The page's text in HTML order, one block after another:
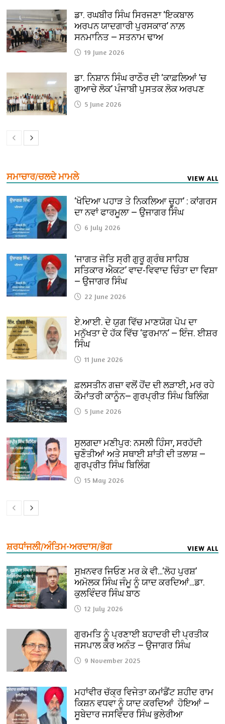
ਡਾ. ਰਘਬੀਰ ਸਿੰਘ ਸਿਰਜਣਾ ‘ਇਕਬਾਲ
ਅਰਪਨ ਯਾਦਗਾਰੀ ਪੁਰਸਕਾਰ’ ਨਾਲ਼
ਸਨਮਾਨਿਤ — ਸਤਨਾਮ ਢਾਅ
19 June 2026
ਡਾ. ਨਿਸ਼ਾਨ ਸਿੰਘ ਰਾਠੌਰ ਦੀ ‘ਕਾਫ਼ਲਿਆਂ ’ਚ
ਗੁਆਚੇ ਲੋਕ’ ਪੰਜਾਬੀ ਪੁਸਤਕ ਲੋਕ ਅਰਪਣ
5 June 2026
ਸਮਾਚਾਰ/ਚਲਦੇ ਮਾਮਲੇ VIEW ALL
‘ਖੋਦਿਆ ਪਹਾੜ ਤੇ ਨਿਕਲਿਆ ਚੂਹਾ’ : ਕਾਂਗਰਸ
ਦਾ ਨਵਾਂ ਫਾਰਮੂਲਾ — ਉਜਾਗਰ ਸਿੰਘ
6 July 2026
‘ਜਾਗਤ ਜੋਤਿ ਸ੍ਰੀ ਗੁਰੂ ਗ੍ਰੰਥ ਸਾਹਿਬ
ਸਤਿਕਾਰ ਐਕਟ’ ਵਾਦ-ਵਿਵਾਦ ਚਿੰਤਾ ਦਾ ਵਿਸ਼ਾ
— ਉਜਾਗਰ ਸਿੰਘ
22 June 2026
ਏ.ਆਈ. ਦੇ ਯੁਗ ਵਿੱਚ ਮਾਣਯੋਗ ਪੋਪ ਦਾ
ਮਨੁੱਖਤਾ ਦੇ ਹੱਕ ਵਿੱਚ ‘ਫੁਰਮਾਨ’ — ਇੰਜ. ਈਸ਼ਰ
ਸਿੰਘ
11 June 2026
ਫ਼ਲਸਤੀਨ ਗਜ਼ਾ ਵਲੋਂ ਹੋਂਦ ਦੀ ਲੜਾਈ, ਮਰ ਰਹੇ
ਕੌਮਾਂਤਰੀ ਕਾਨੂੰਨ— ਗੁਰਪ੍ਰੀਤ ਸਿੰਘ ਬਿਲਿੰਗ
5 June 2026
ਸੁਲਗਦਾ ਮਣੀਪੁਰ: ਨਸਲੀ ਹਿੰਸਾ, ਸਰਹੱਦੀ
ਚੁਣੌਤੀਆਂ ਅਤੇ ਸਥਾਈ ਸ਼ਾਂਤੀ ਦੀ ਤਲਾਸ਼ —
ਗੁਰਪ੍ਰੀਤ ਸਿੰਘ ਬਿਲਿੰਗ
15 May 2026
ਸ਼ਰਧਾਂਜਲੀ/ਅੰਤਿਮ-ਅਰਦਾਸ/ਭੋਗ VIEW ALL
ਸੁਖ਼ਨਵਰ ਜਿਓਣ ਮਰ ਕੇ ਵੀ…‘ਲੋਹ ਪੁਰਸ਼’
ਅਮੋਲਕ ਸਿੰਘ ਜੰਮੂ ਨੂੰ ਯਾਦ ਕਰਦਿਆਂ…ਡਾ.
ਕੁਲਵਿੰਦਰ ਸਿੰਘ ਬਾਠ
12 July 2026
ਗੁਰਮਤਿ ਨੂੰ ਪ੍ਰਣਾਈ ਬਹਾਦਰੀ ਦੀ ਪ੍ਰਤੀਕ
ਜਸਪਾਲ ਕੌਰ ਅਨੰਤ — ਉਜਾਗਰ ਸਿੰਘ
9 November 2025
ਮਹਾਂਵੀਰ ਚੱਕ੍ਰ ਵਿਜੇਤਾ ਕਮਾਂਡੈਂਟ ਸ਼ਹੀਦ ਰਾਮ
ਕਿਸ਼ਨ ਵਧਵਾ ਨੂੰ ਯਾਦ ਕਰਦਿਆਂ ਹੋਇਆਂ —
ਸੂਬੇਦਾਰ ਜਸਵਿੰਦਰ ਸਿੰਘ ਭੁਲੇਰੀਆ